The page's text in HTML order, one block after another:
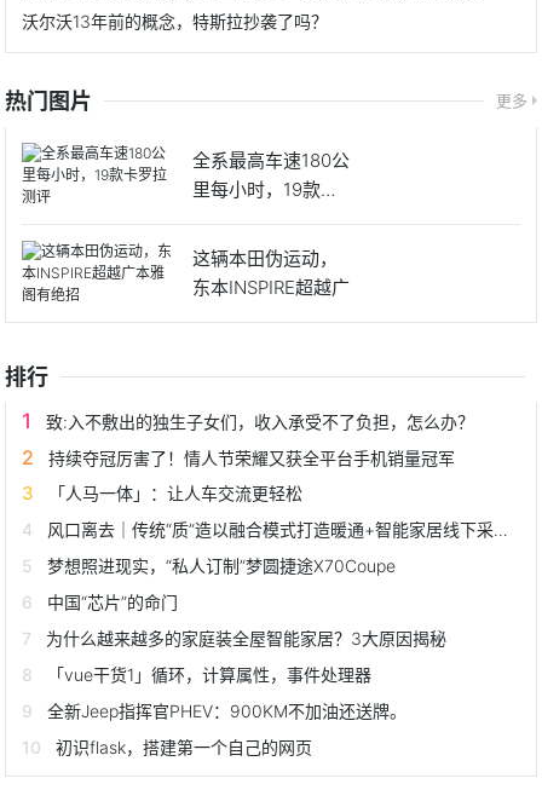
沃尔沃13年前的概念，特斯拉抄袭了吗？
热门图片 更多
全系最高车速180公
里每小时，19款卡
这辆本田伪运动，
东本INSPIRE超越广
排行
致:入不敷出的独生子女们，收入承受不了负担，怎么办？
持续夺冠厉害了！情人节荣耀又获全平台手机销量冠军
「人马一体」：让人车交流更轻松
风口离去｜传统“质”造以融合模式打造暖通+智能家居线下采购体验
梦想照进现实，“私人订制”梦圆捷途X70Coupe
中国“芯片”的命门
为什么越来越多的家庭装全屋智能家居？3大原因揭秘
「vue干货1」循环，计算属性，事件处理器
全新Jeep指挥官PHEV：900KM不加油还送牌。
初识flask，搭建第一个自己的网页